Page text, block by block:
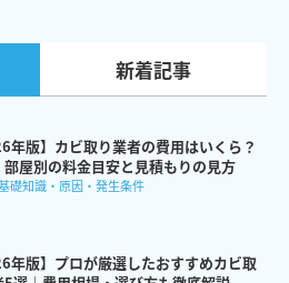
新着記事
年版】カビ取り業者の費用はいくら？
部屋別の料金目安と見積もりの見方
礎知識・原因・発生条件
年版】プロが厳選したおすすめカビ取